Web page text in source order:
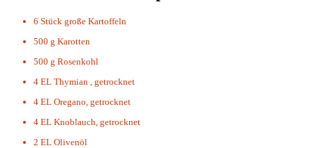
6 Stück große Kartoffeln
500 g Karotten
500 g Rosenkohl
4 EL Thymian , getrocknet
4 EL Oregano, getrocknet
4 EL Knoblauch, getrocknet
2 EL Olivenöl